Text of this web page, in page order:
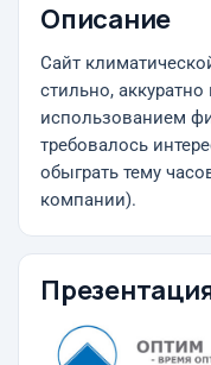
Описание
Сайт
стильно,
использованием
требовалось
обыграть тему
компании).